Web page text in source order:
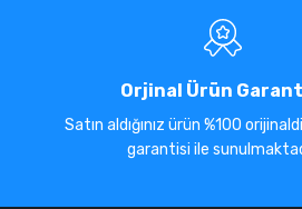
Orjinal Ürün
Satın aldığınız ürün %100
garantisi ile